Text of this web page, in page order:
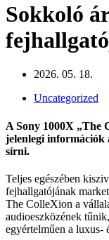
Sokkoló
2026. 05. 18.
Uncategorized
A Sony 1000X „The
jelenlegi információk
sírni.
Teljes egészében
fejhallgatójának
The ColleXion a
audioeszközének
egyértelműen a luxus-